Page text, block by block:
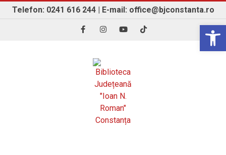
SkipTelefon: 0241 616 244 | E-mail: office@bjconstanta.ro